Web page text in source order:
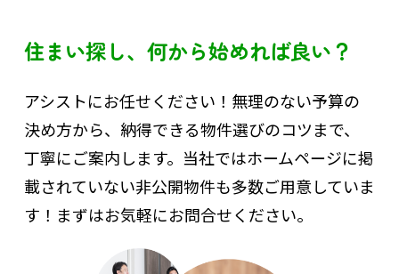
住まい探し、何から始めれば良い？
アシストにお任せください！無理のない予算の
決め方から、納得できる物件選びのコツまで、
丁寧にご案内します。 当社ではホームページに掲
載されていない非公開物件も多数ご用意していま
す！まずはお気軽にお問合せください。